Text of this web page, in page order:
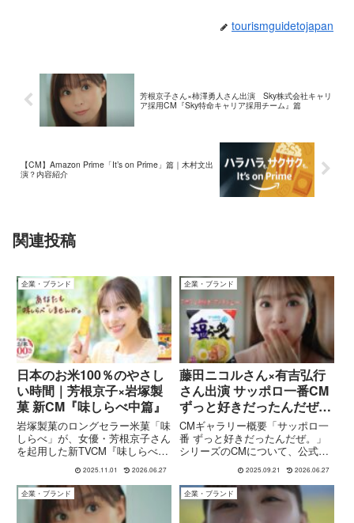
tourismguidetojapan
芳根京子さん×柿澤勇人さん出演 Sky株式会社キャリ
ア採用CM『Sky特命キャリア採用チーム』篇
【CM】Amazon Prime「It’s on Prime」篇｜木村文出
演？内容紹介
関連投稿
企業・ブランド
日本のお米100％のやさし
い時間｜芳根京子×岩塚製
菓 新CM『味しらべ中篇』
岩塚製菓のロングセラー米菓「味
しらべ」が、女優・芳根京子さん
を起用した新TVCM『味しらべ
中篇』を公開しました。今回のテ
ーマは“日本のお米100％の味わい
をチェック”。田んぼやバス停が
印象的だった前作「帰りたくなる
田舎がある篇」から舞台を...
2025.11.01 2026.06.27
企業・ブランド
藤田ニコルさん×有吉弘行
さん出演 サッポロ一番CM
ずっと好きだったんだぜ。
『塩らーめん篇』『みそラ
ーメン・極辛篇』
CMギャラリー概要「サッポロ一
番 ずっと好きだったんだぜ。」
シリーズのCMについて、公式情
報／報道から分かる範囲を整理す
る。ラーメン好きとしての“愛”“思
い出”“アレンジ”をキーワードにし
た、かなり共感を重視したキャン
ペーンだと思う。ブラン...
2025.09.21 2026.06.27
企業・ブランド 企業・ブランド